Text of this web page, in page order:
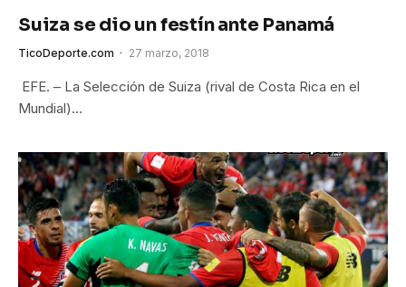
Suiza se dio un festín ante Panamá
TicoDeporte.com 27 marzo, 2018
EFE. – La Selección de Suiza (rival de Costa Rica en el
Mundial)…